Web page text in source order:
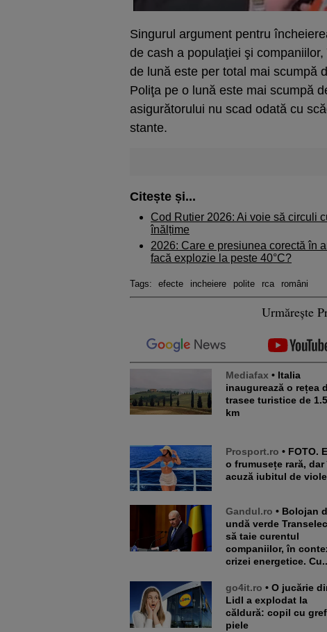
Singurul argument pen­­tru
de cash a populaţiei şi
de lună este per total mai scumpă
Poliţa pe o lună este mai scumpă
asigurătorului nu scad o­dată cu
stante.
Citește și...
Cod Rutier 2026: Ai voie să circuli
înălțime
2026: Care e presiunea corectă în
facă explozie la peste 40°C?
Tags: efecte incheiere polite rca români
Urmărește
Mediafax • Italia
inaugurează o rețea
trasee turistice de
km
Prosport.ro • FOTO. E de-
o frumusețe rară, dar
acuză iubitul de
Gandul.ro • Bolojan dă
undă verde
să taie curentul
companiilor, în
crizei energetice.
go4it.ro • O jucărie din
Lidl a explodat la
căldură: copil cu
piele